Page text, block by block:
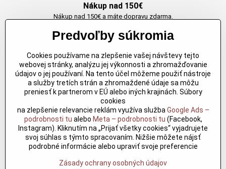
Nákup nad 150€
Nákup nad 150€ a máte dopravu zdarma.
Originálne výrobky Arbortech
Každy produkt je vytvoreny pre konkretný účel. Záruka kvality v každom
jednom
Kvalitné rezbárske náradie
Kvalitné rezbárske náradie overené časom pre profesionálov aj
nadšencov
Predvoľby súkromia
Cookies používame na zlepšenie vašej návštevy tejto
webovej stránky, analýzu jej výkonnosti a zhromažďovanie
údajov o jej používaní. Na tento účel môžeme použiť nástroje
a služby tretích strán a zhromaždené údaje sa môžu
preniesť k partnerom v EÚ alebo iných krajinách. Súbory
cookies
na zlepšenie relevancie reklám využíva služba Google Ads –
podrobnosti tu alebo Meta – podrobnosti tu (Facebook,
Instagram). Kliknutím na „Prijať všetky cookies“ vyjadrujete
svoj súhlas s týmto spracovaním. Nižšie môžete nájsť
podrobné informácie alebo upraviť svoje preferencie
Zásady ochrany osobných údajov